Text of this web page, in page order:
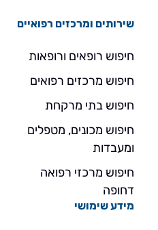
שירותים ומרכזים רפואיים
חיפוש רופאים ורופאות
חיפוש מרכזים רפואים
חיפוש בתי מרקחת
חיפוש מכונים, מטפלים
ומעבדות
חיפוש מרכזי רפואה
דחופה
מידע שימושי